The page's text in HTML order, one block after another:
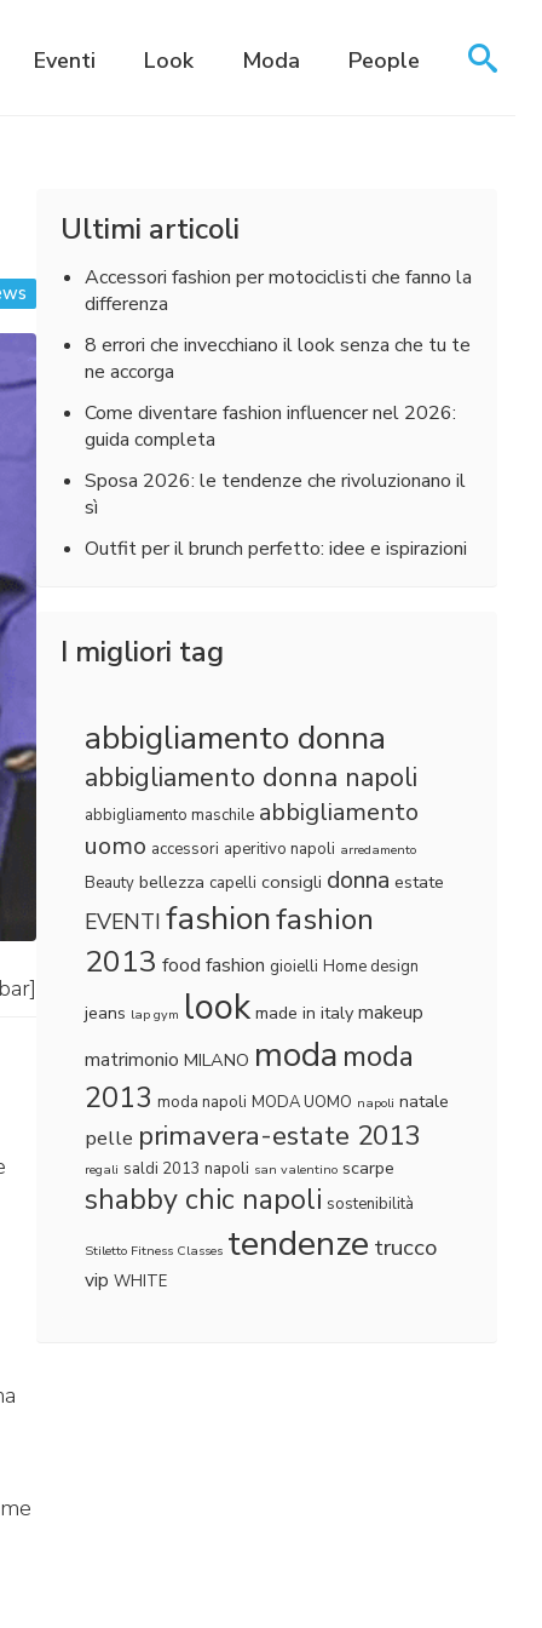
Eventi Look Moda People
Ultimi articoli
Accessori fashion per motociclisti che fanno la
differenza
8 errori che invecchiano il look senza che tu te
ne accorga
Come diventare fashion influencer nel 2026:
guida completa
Sposa 2026: le tendenze che rivoluzionano il
sì
Outfit per il brunch perfetto: idee e ispirazioni
I migliori tag
abbigliamento donna
abbigliamento donna napoli
abbigliamento maschile abbigliamento
uomo accessori aperitivo napoli arredamento
Beauty bellezza capelli consigli donna estate
EVENTI fashionfashion
2013 food fashion gioielli Home design
jeans lap gym look made in italy makeup
matrimonio MILANO moda moda
2013 moda napoli MODA UOMO napoli natale
pelle primavera-estate 2013
regali saldi 2013 napoli san valentino scarpe
shabby chic napoli sostenibilità
Stiletto Fitness Classes tendenze trucco
vip WHITE